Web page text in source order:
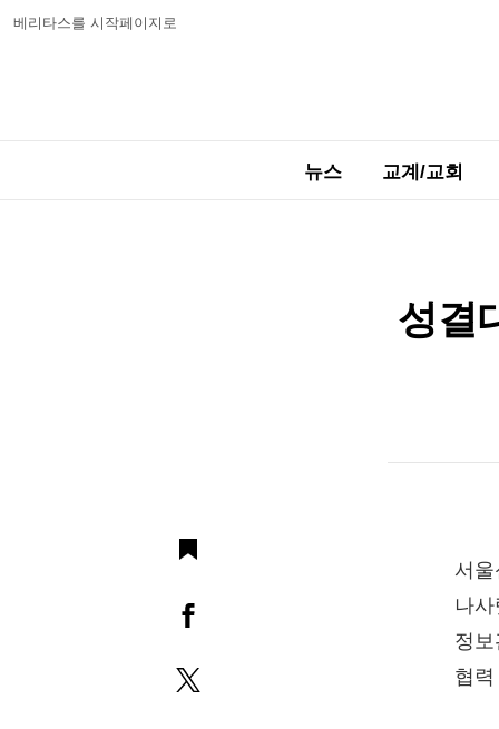
베리타스를 시작페이지로
뉴스 교계/교회
성결
서
나
정
협